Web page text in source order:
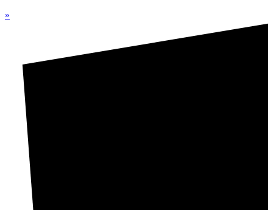
»